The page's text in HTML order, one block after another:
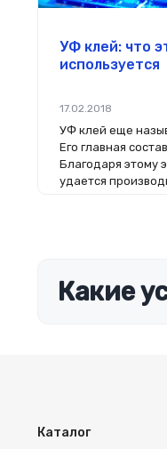
УФ клей: что
используется
17.02.2018
УФ клей еще
Его главная
Благодаря этому
удается
Какие
Каталог